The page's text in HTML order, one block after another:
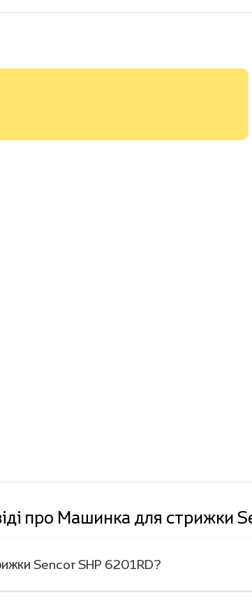
про Машинка для стрижки
Sencor SHP 6201RD?